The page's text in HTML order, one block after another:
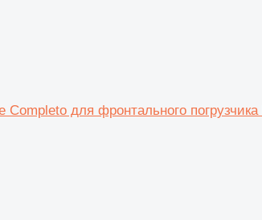
Completo для фронтального